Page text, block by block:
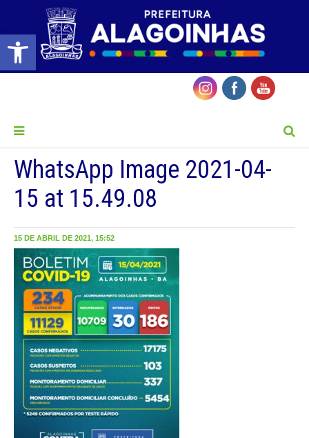
Barra de Ferramentas Aberta
WhatsApp Image 2021-04-
15 at 15.49.08
15 DE ABRIL DE 2021, 15:52